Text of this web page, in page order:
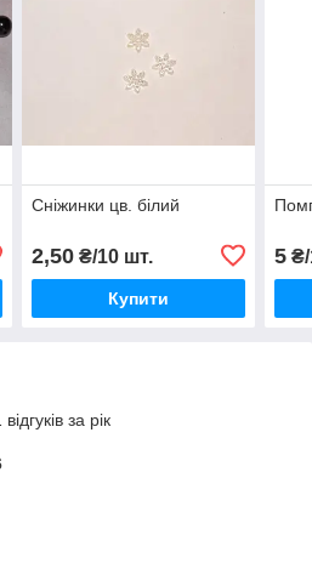
Сніжинки цв. білий
2,50₴/10 шт.
Купити
5 ₴/
за рік